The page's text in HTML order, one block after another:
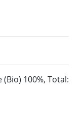
100%, Total: